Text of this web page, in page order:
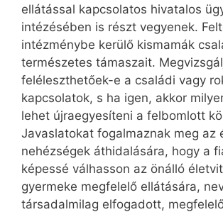
ellátással kapcsolatos hivatalos
intézésében is részt vegyenek.
intézménybe kerülő kismamák
természetes támaszait.
feléleszthetőek-e a családi vagy
kapcsolatok, s ha igen, akkor
lehet újraegyesíteni a felbomlott
Javaslatokat fogalmaznak meg az
nehézségek áthidalására, hogy a
képessé válhasson az önálló
gyermeke megfelelő ellátására,
társadalmilag elfogadott,